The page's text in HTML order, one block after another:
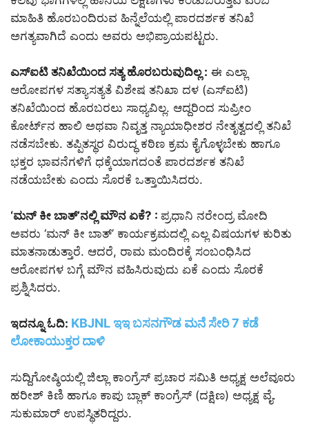
ಮಾಹಿತಿ ಹೊರಬಂದಿರುವ ಹಿನ್ನೆಲೆಯಲ್ಲಿ ಪಾರದರ್ಶಕ ತನಿಖೆ
ಅಗತ್ಯವಾಗಿದೆ ಎಂದು ಅವರು ಅಭಿಪ್ರಾಯಪಟ್ಟರು.
ಎಸ್‌ಐಟಿ ತನಿಖೆಯಿಂದ ಸತ್ಯ ಹೊರಬರುವುದಿಲ್ಲ : ಈ ಎಲ್ಲಾ
ಆರೋಪಗಳ ಸತ್ಯಾಸತ್ಯತೆ ವಿಶೇಷ ತನಿಖಾ ದಳ (ಎಸ್‌ಐಟಿ)
ತನಿಖೆಯಿಂದ ಹೊರಬರಲು ಸಾಧ್ಯವಿಲ್ಲ. ಆದ್ದರಿಂದ ಸುಪ್ರೀಂ
ಕೋರ್ಟ್‌ನ ಹಾಲಿ ಅಥವಾ ನಿವೃತ್ತ ನ್ಯಾಯಾಧೀಶರ ನೇತೃತ್ವದಲ್ಲಿ ತನಿಖೆ
ನಡೆಸಬೇಕು. ತಪ್ಪಿತಸ್ಥರ ವಿರುದ್ಧ ಕಠಿಣ ಕ್ರಮ ಕೈಗೊಳ್ಳಬೇಕು ಹಾಗೂ
ಭಕ್ತರ ಭಾವನೆಗಳಿಗೆ ಧಕ್ಕೆಯಾಗದಂತೆ ಪಾರದರ್ಶಕ ತನಿಖೆ
ನಡೆಯಬೇಕು ಎಂದು ಸೊರಕೆ ಒತ್ತಾಯಿಸಿದರು.
‘ಮನ್ ಕೀ ಬಾತ್’ನಲ್ಲಿ ಮೌನ ಏಕೆ? : ಪ್ರಧಾನಿ ನರೇಂದ್ರ ಮೋದಿ
ಅವರು ‘ಮನ್ ಕೀ ಬಾತ್’ ಕಾರ್ಯಕ್ರಮದಲ್ಲಿ ಎಲ್ಲ ವಿಷಯಗಳ ಕುರಿತು
ಮಾತನಾಡುತ್ತಾರೆ. ಆದರೆ, ರಾಮ ಮಂದಿರಕ್ಕೆ ಸಂಬಂಧಿಸಿದ
ಆರೋಪಗಳ ಬಗ್ಗೆ ಮೌನ ವಹಿಸಿರುವುದು ಏಕೆ ಎಂದು ಸೊರಕೆ
ಪ್ರಶ್ನಿಸಿದರು.
ಇದನ್ನೂ ಓದಿ: KBJNL ಇಇ ಬಸನಗೌಡ ಮನೆ ಸೇರಿ 7 ಕಡೆ
ಲೋಕಾಯುಕ್ತರ ದಾಳಿ
ಸುದ್ದಿಗೋಷ್ಠಿಯಲ್ಲಿ ಜಿಲ್ಲಾ ಕಾಂಗ್ರೆಸ್ ಪ್ರಚಾರ ಸಮಿತಿ ಅಧ್ಯಕ್ಷ ಅಲೆವೂರು
ಹರೀಶ್ ಕಿಣಿ ಹಾಗೂ ಕಾಪು ಬ್ಲಾಕ್ ಕಾಂಗ್ರೆಸ್ (ದಕ್ಷಿಣ) ಅಧ್ಯಕ್ಷ ವೈ.
ಸುಕುಮಾರ್ ಉಪಸ್ಥಿತರಿದ್ದರು.